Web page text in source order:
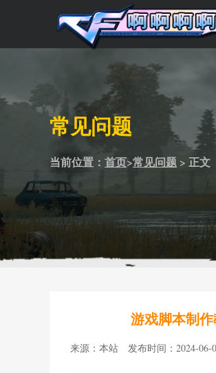
常见问题
当前位置： 首页>常见问题 > 正文
游戏脚本制
来源：本站 发布时间：2024-06-